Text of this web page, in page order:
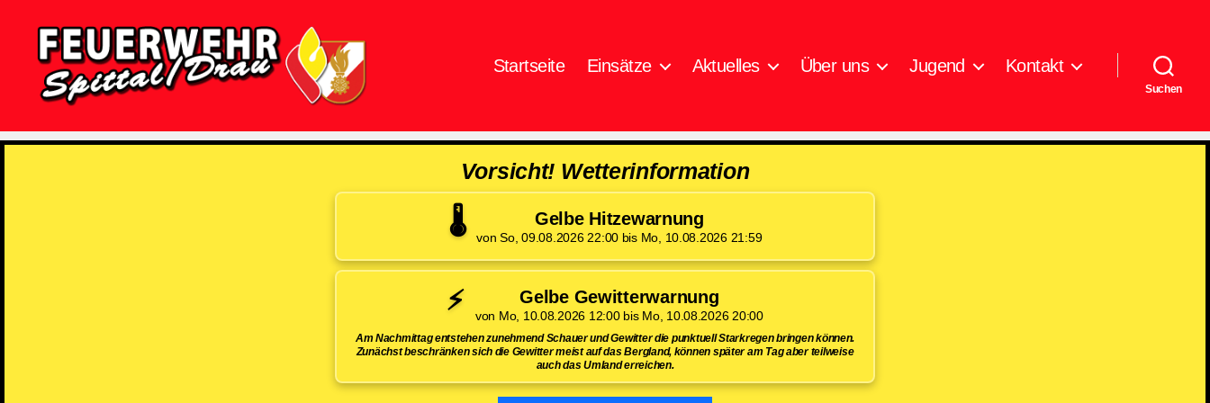
Spittal/Drau
Startseite Einsätze Aktuelles Über uns Jugend Kontakt
Suchen
Vorsicht! Wetterinformation
🌡️ Gelbe Hitzewarnung
von So, 09.08.2026 22:00 bis Mo, 10.08.2026 21:59
⚡ Gelbe Gewitterwarnung
von Mo, 10.08.2026 12:00 bis Mo, 10.08.2026 20:00
Am Nachmittag entstehen zunehmend Schauer und Gewitter die punktuell Starkregen bringen können.
Zunächst beschränken sich die Gewitter meist auf das Bergland, können später am Tag aber teilweise
auch das Umland erreichen.